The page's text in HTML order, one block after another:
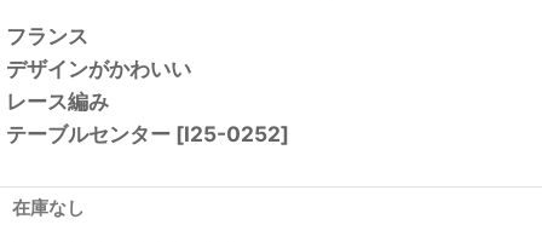
フランス
デザインがかわいい
レース編み
テーブルセンター [I25-0252]
在庫なし